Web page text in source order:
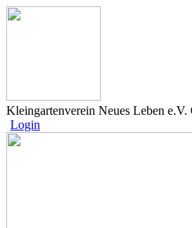
Kleingartenverein Neues Leben e.V.
Login